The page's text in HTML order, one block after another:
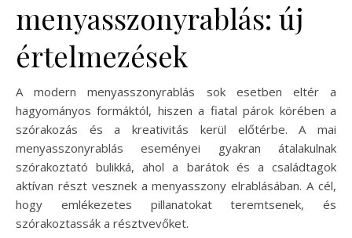
menyasszonyrablás: új
értelmezések
A modern menyasszonyrablás sok esetben eltér a
hagyományos formáktól, hiszen a fiatal párok körében a
szórakozás és a kreativitás kerül előtérbe. A mai
menyasszonyrablás eseményei gyakran átalakulnak
szórakoztató bulikká, ahol a barátok és a családtagok
aktívan részt vesznek a menyasszony elrablásában. A cél,
hogy emlékezetes pillanatokat teremtsenek, és
szórakoztassák a résztvevőket.